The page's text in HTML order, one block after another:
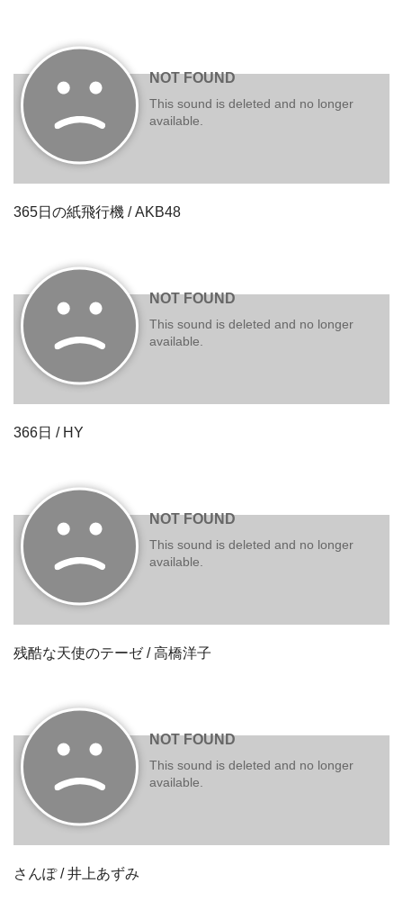
365日の紙飛行機 / AKB48
366日 / HY
残酷な天使のテーゼ / 高橋洋子
さんぽ / 井上あずみ